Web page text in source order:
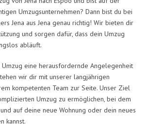
Umzugsunternehmen? Dann bist du bei
Jena aus Jena genau richtig! Wir bieten dir
und sorgen dafür, dass dein Umzug
abläuft.
Umzug eine herausfordernde Angelegenheit
wir dir mit unserer langjährigen
kompetenten Team zur Seite. Unser Ziel
Umzug zu ermöglichen, bei dem
auf deine neue Wohnung oder dein neues
kannst.